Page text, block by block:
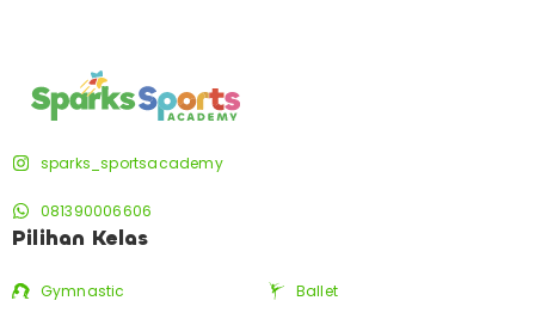
sparks_sportsacademy
081390006606
Pilihan Kelas
Gymnastic Ballet